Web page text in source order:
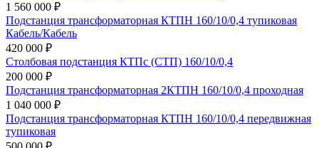
1 560 000 ₽
Подстанция трансформаторная КТПН 160/10/0,4 тупиковая
Кабель/Кабель
420 000 ₽
Столбовая подстанция КТПс (СТП) 160/10/0,4
200 000 ₽
Подстанция трансформаторная 2КТПН 160/10/0,4 проходная
1 040 000 ₽
Подстанция трансформаторная КТПН 160/10/0,4 передвижная
тупиковая